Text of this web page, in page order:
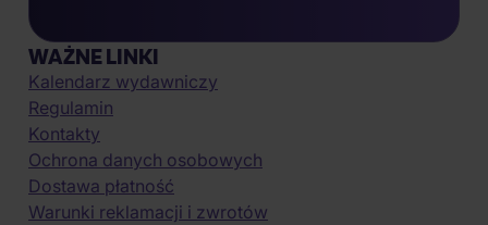
WAŻNE LINKI
Kalendarz wydawniczy
Regulamin
Kontakty
Ochrona danych osobowych
Dostawa płatność
Warunki reklamacji i zwrotów